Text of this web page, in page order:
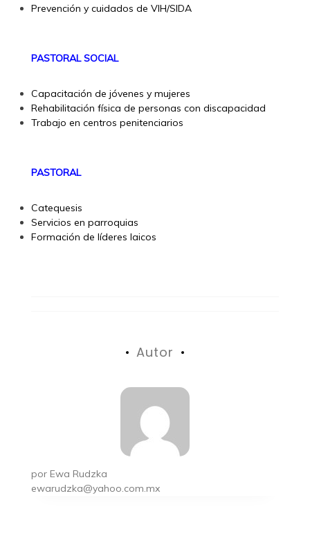
Prevención y cuidados de VIH/SIDA
PASTORAL SOCIAL
Capacitación de jóvenes y mujeres
Rehabilitación física de personas con discapacidad
Trabajo en centros penitenciarios
PASTORAL
Catequesis
Servicios en parroquias
Formación de líderes laicos
Autor
por Ewa Rudzka
ewarudzka@yahoo.com.mx